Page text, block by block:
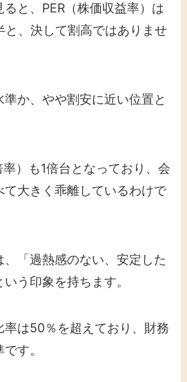
と、PER（株価収益率）は
と、決して割高ではありませ
か、やや割安に近い位置と
）も1倍台となっており、会
て大きく乖離しているわけで
、「過熱感のない、安定した
う印象を持ちます。
率は50％を超えており、財務
す。